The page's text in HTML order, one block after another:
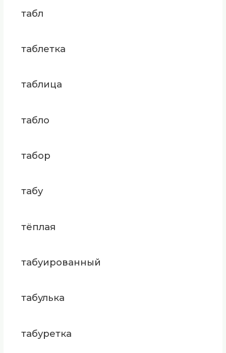
табл
таблетка
таблица
табло
табор
табу
тёплая
табуированный
табулька
табуретка